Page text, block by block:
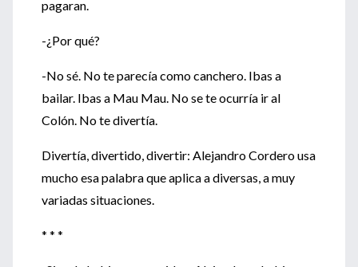
pagaran.
-¿Por qué?
-No sé. No te parecía como canchero. Ibas a
bailar. Ibas a Mau Mau. No se te ocurría ir al
Colón. No te divertía.
Divertía, divertido, divertir: Alejandro Cordero usa
mucho esa palabra que aplica a diversas, a muy
variadas situaciones.
* * *